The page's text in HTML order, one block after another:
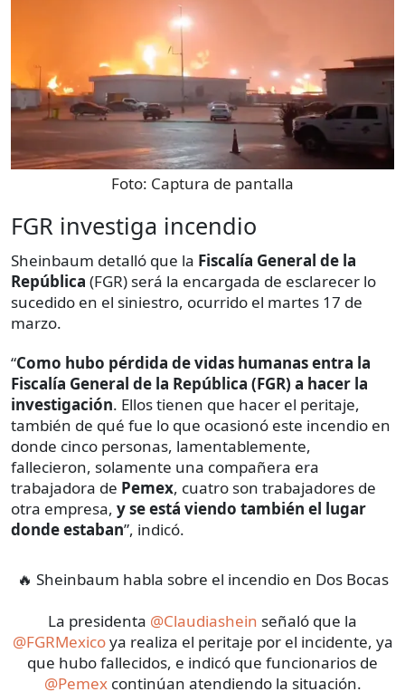
Foto: Captura de pantalla
FGR investiga incendio
Sheinbaum detalló que la Fiscalía General de la
República (FGR) será la encargada de esclarecer lo
sucedido en el siniestro, ocurrido el martes 17 de
marzo.
“Como hubo pérdida de vidas humanas entra la
Fiscalía General de la República (FGR) a hacer la
investigación. Ellos tienen que hacer el peritaje,
también de qué fue lo que ocasionó este incendio en
donde cinco personas, lamentablemente,
fallecieron, solamente una compañera era
trabajadora de Pemex, cuatro son trabajadores de
otra empresa, y se está viendo también el lugar
donde estaban”, indicó.
🔥 Sheinbaum habla sobre el incendio en Dos Bocas
La presidenta @Claudiashein señaló que la
@FGRMexicoya realiza el peritaje por el incidente, ya
que hubo fallecidos, e indicó que funcionarios de
@Pemexcontinúan atendiendo la situación.